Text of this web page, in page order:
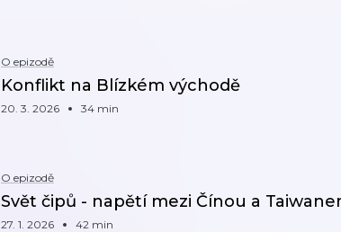
O epizodě
Konflikt na Blízkém východě
20. 3. 2026 34 min
O epizodě
Svět čipů - napětí mezi Čínou a
27. 1. 2026 42 min